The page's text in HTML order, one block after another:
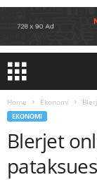
Home Ekonomi
EKONOMI
Blerjet